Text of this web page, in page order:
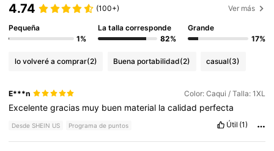
4.74 (100+) Ver más
Pequeña
1%
La talla corresponde
82%
Grande
17%
lo volveré a comprar(2) Buena portabilidad(2) casual(3)
E***n Color: Caqui / Talla: 1XL
Excelentegracias muy buen material lacalidad perfecta
Desde SHEIN US Programa de puntos Útil (1)